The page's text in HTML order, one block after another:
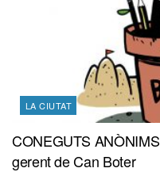
LA CIUTAT
CONEGUTS
gerent de Can Boter